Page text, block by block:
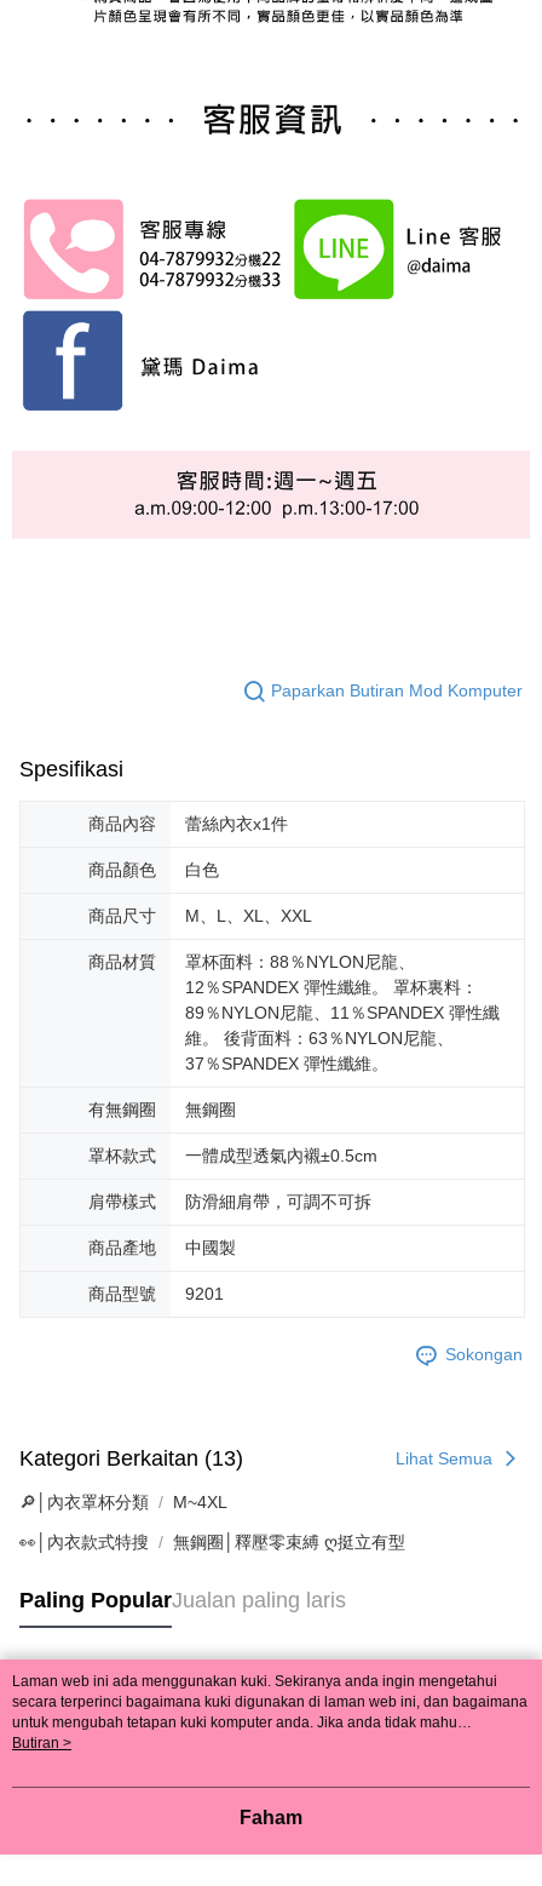
Paparkan Butiran Mod Komputer
Spesifikasi
商品內容 蕾絲內衣x1件
商品顏色 白色
商品尺寸 M、L、XL、XXL
商品材質
罩杯面料：88％NYLON尼龍、
12％SPANDEX 彈性纖維。 罩杯裏料：
89％NYLON尼龍、11％SPANDEX 彈性纖
維。 後背面料：63％NYLON尼龍、
37％SPANDEX 彈性纖維。
有無鋼圈 無鋼圈
罩杯款式 一體成型透氣內襯±0.5cm
肩帶樣式 防滑細肩帶，可調不可拆
商品產地 中國製
商品型號 9201
Sokongan
Kategori Berkaitan (13) Lihat Semua
🔎│內衣罩杯分類 M~4XL
👀│內衣款式特搜 無鋼圈│釋壓零束縛 ღ挺立有型
Paling PopularJualan paling laris
Tag Popular
Laman web ini ada menggunakan kuki. Sekiranya anda ingin mengetahui
secara terperinci bagaimana kuki digunakan di laman web ini, dan bagaimana
untuk mengubah tetapan kuki komputer anda. Jika anda tidak mahu
menggunakan kuki di komputer anda, sila rujuk penerangan mengenai kuki.
mengetahui secara terperinci bagaimana kuki digunakan di laman web ini,
mahu menggunakan kuki di komputer anda, sila rujuk penerangan mengenai
Butiran >
Faham